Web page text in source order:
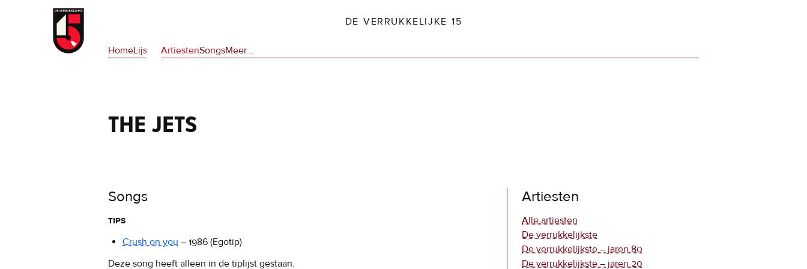
Overslaan
naar
DE VERRUKKELIJKE 15
Hoofdnavigatie
HomeLijsten ArtiestenSongsMeerop
…
the jets
Songs
tips
Crush on you – 1986 (Egotip)
Deze song heeft alleen in de tiplijst gestaan.
Artiesten
Alle artiesten
De verrukkelijkste
De verrukkelijkste – jaren 80
De verrukkelijkste – jaren 20